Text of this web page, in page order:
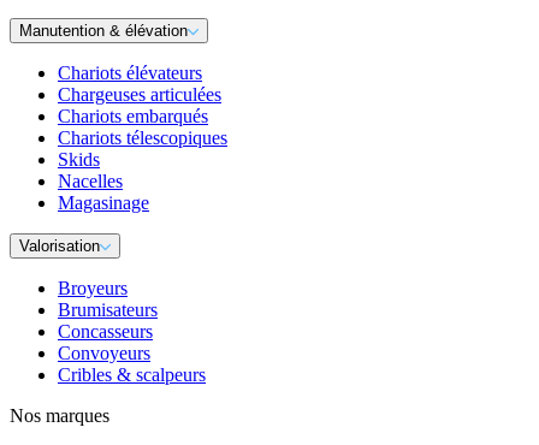
Manutention & élévation
Chariots élévateurs
Chargeuses articulées
Chariots embarqués
Chariots télescopiques
Skids
Nacelles
Magasinage
Valorisation
Broyeurs
Brumisateurs
Concasseurs
Convoyeurs
Cribles & scalpeurs
Nos marques